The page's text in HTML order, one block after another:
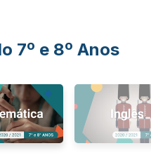
7º e 8º Anos